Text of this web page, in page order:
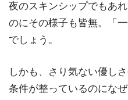
夜のスキンシップでもあ
のにその様子も皆無。「
でしょう。
しかも、さり気ない優し
条件が整っているのにな